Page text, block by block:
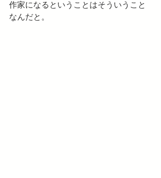
作家になるということはそういうこと
なんだと。